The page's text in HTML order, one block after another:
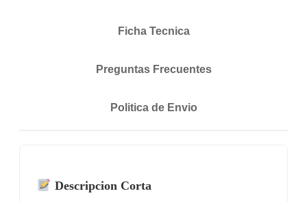
Ficha Tecnica
Preguntas Frecuentes
Politica de Envio
Descripcion Corta